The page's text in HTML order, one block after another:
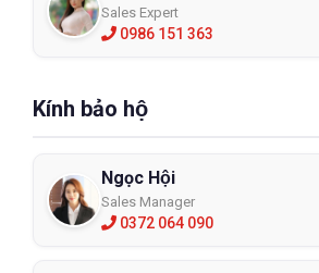
Sales Expert
0986 151 363
Kính bảo hộ
Ngọc Hội
Sales Manager
0372 064 090